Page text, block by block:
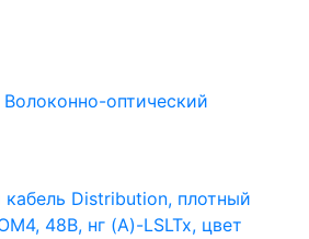
Волоконно-оптический
Distribution, плотный
48В, нг (A)-LSLTx, цвет